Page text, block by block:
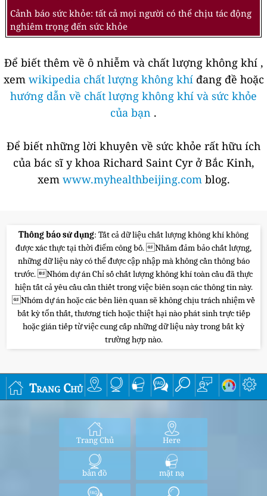
Cảnh báo sức khỏe: tất cả mọi người có thể chịu tác động
nghiêm trọng đến sức khỏe
Để biết thêm về ô nhiễm và chất lượng không khí ,
xem wikipedia chất lượng không khíđang đề hoặc
hướng dẫn về chất lượng không khí và sức khỏe
của bạn .
Để biết những lời khuyên về sức khỏe rất hữu ích
của bác sĩ y khoa Richard Saint Cyr ở Bắc Kinh,
xem www.myhealthbeijing.com blog.
Thông báo sử dụng: Tất cả dữ liệu chất lượng không khí không
được xác thực tại thời điểm công bố. Nhằm đảm bảo chất lượng,
những dữ liệu này có thể được cập nhập mà không cần thông báo
trước. Nhóm dự án Chỉ số chất lượng không khí toàn cầu đã thực
hiện tất cả yêu cầu cần thiết trong việc biên soạn các thông tin này.
Nhóm dự án hoặc các bên liên quan sẽ không chịu trách nhiệm về
bất kỳ tổn thất, thương tích hoặc thiệt hại nào phát sinh trực tiếp
hoặc gián tiếp từ việc cung cấp những dữ liệu này trong bất kỳ
trường hợp nào.
Trang Chủ
Trang Chủ Here
bản đồ mặt nạ